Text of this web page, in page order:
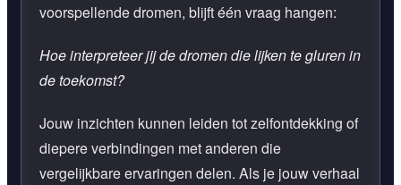
voorspellende dromen, blijft één vraag hangen:
Hoe interpreteer jij de dromen die lijken te gluren in
de toekomst?
Jouw inzichten kunnen leiden tot zelfontdekking of
diepere verbindingen met anderen die
vergelijkbare ervaringen delen. Als je jouw verhaal